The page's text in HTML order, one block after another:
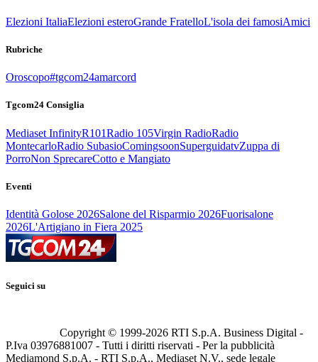
Elezioni ItaliaElezioni esteroGrande FratelloL'isola dei famosiAmici
Rubriche
Oroscopo#tgcom24amarcord
Tgcom24 Consiglia
Mediaset InfinityR101Radio 105Virgin RadioRadio
MontecarloRadio SubasioComingsoonSuperguidatvZuppa di
PorroNon SprecareCotto e Mangiato
Eventi
Identità Golose 2026Salone del Risparmio 2026Fuorisalone
2026L'Artigiano in Fiera 2025
Seguici su
Copyright © 1999-2026 RTI S.p.A. Business Digital -
P.Iva 03976881007 - Tutti i diritti riservati - Per la pubblicità
Mediamond S.p.A. - RTI S.p.A., Mediaset N.V., sede legale